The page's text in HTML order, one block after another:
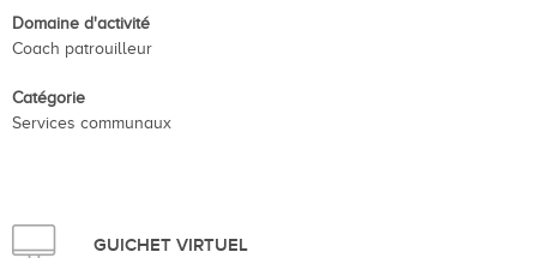
Domaine d'activité
Coach patrouilleur
Catégorie
Services communaux
GUICHET VIRTUEL